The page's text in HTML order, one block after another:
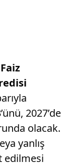
2027’de
olacak.
yanlış
edilmesi